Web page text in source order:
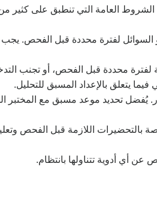
العامة التي تنطبق على كثير من
السوائل لفترة محددة قبل الفحص. يجب
محددة قبل الفحص، أو تجنب
يتعلق بالإعداد المسبق للتحليل.
يُفضل تحديد موعد مسبق مع المختبر
بالتحضيرات اللازمة قبل الفحص
أي أدوية تتناولها بانتظام.